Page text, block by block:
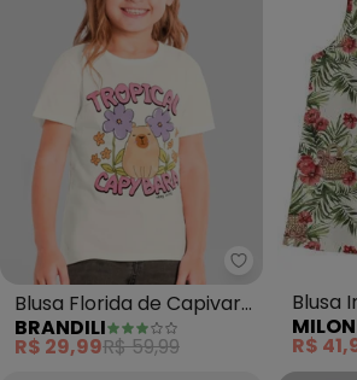
Brandili -
Blusa Florida de Capivara
em Puff (Bege)
BRANDILI
R$ 29,99R$ 59,99
Blusa
MILON
R$